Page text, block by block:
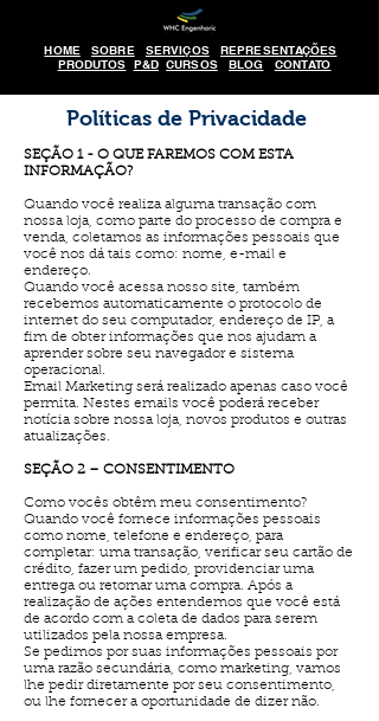
HOME SOBRE SERVIÇOS
REPRESENTAÇÕES
PRODUTOS P&D CURSOS BLOG CONTATO
Políticas de Privacidade
SEÇÃO 1 - O QUE FAREMOS COM ESTA
INFORMAÇÃO?
Quando você realiza alguma transação com
nossa loja, como parte do processo de compra e
venda, coletamos as informações pessoais que
você nos dá tais como: nome, e-mail e
endereço.
Quando você acessa nosso site, também
recebemos automaticamente o protocolo de
internet do seu computador, endereço de IP, a
fim de obter informações que nos ajudam a
aprender sobre seu navegador e sistema
operacional.
Email Marketing será realizado apenas caso você
permita. Nestes emails você poderá receber
notícia sobre nossa loja, novos produtos e outras
atualizações.
SEÇÃO 2 – CONSENTIMENTO
Como vocês obtêm meu consentimento?
Quando você fornece informações pessoais
como nome, telefone e endereço, para
completar: uma transação, verificar seu cartão de
crédito, fazer um pedido, providenciar uma
entrega ou retornar uma compra. Após a
realização de ações entendemos que você está
de acordo com a coleta de dados para serem
utilizados pela nossa empresa.
Se pedimos por suas informações pessoais por
uma razão secundária, como marketing, vamos
lhe pedir diretamente por seu consentimento,
ou lhe fornecer a oportunidade de dizer não.